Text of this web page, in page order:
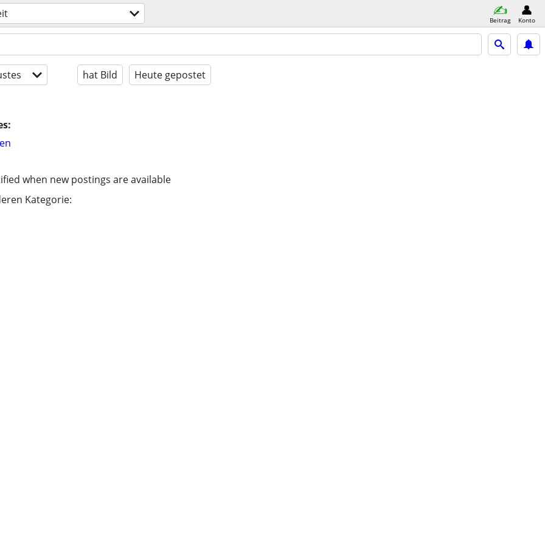
Beitrag Konto
hat Bild Heute gepostet
when new postings are available
Kategorie: